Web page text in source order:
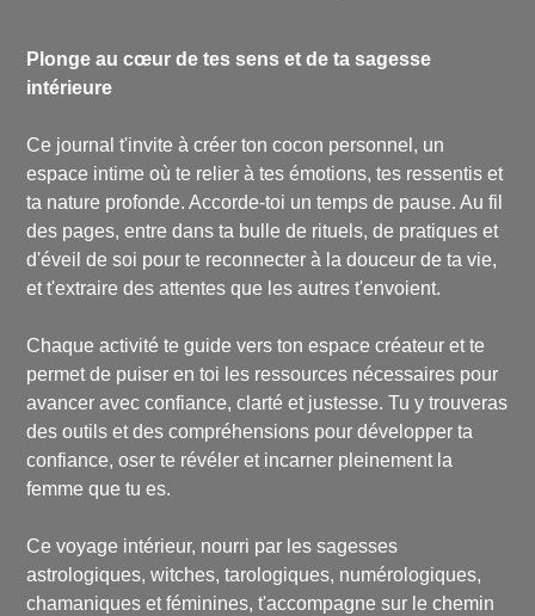
Plonge au cœur de tes sens et de ta sagesse
intérieure
Ce journal t'invite à créer ton cocon personnel, un
espace intime où te relier à tes émotions, tes ressentis et
ta nature profonde. Accorde-toi un temps de pause. Au fil
des pages, entre dans ta bulle de rituels, de pratiques et
d'éveil de soi pour te reconnecter à la douceur de ta vie,
et t'extraire des attentes que les autres t'envoient.
Chaque activité te guide vers ton espace créateur et te
permet de puiser en toi les ressources nécessaires pour
avancer avec confiance, clarté et justesse. Tu y trouveras
des outils et des compréhensions pour développer ta
confiance, oser te révéler et incarner pleinement la
femme que tu es.
Ce voyage intérieur, nourri par les sagesses
astrologiques, witches, tarologiques, numérologiques,
chamaniques et féminines, t'accompagne sur le chemin